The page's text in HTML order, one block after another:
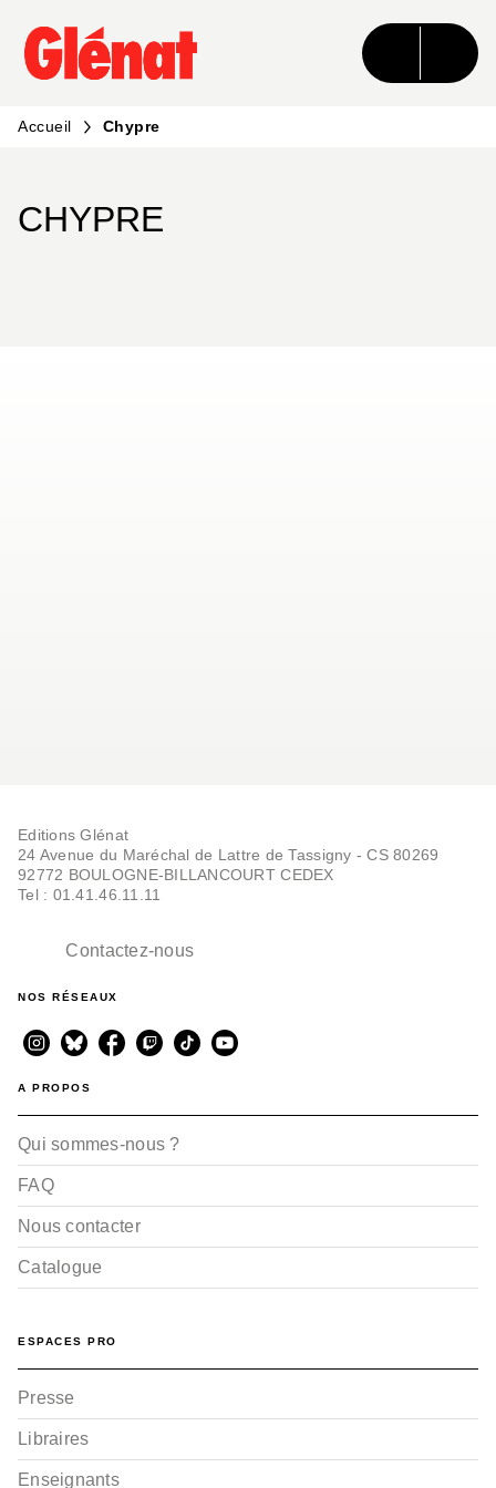
MENU RECHERCHE CONTENU
PIED DE PAGE
Accueil Chypre
CHYPRE
Editions Glénat
24 Avenue du Maréchal de Lattre de Tassigny - CS 80269
92772 BOULOGNE-BILLANCOURT CEDEX
Tel : 01.41.46.11.11
Contactez-nous
NOS RÉSEAUX
A PROPOS
Qui sommes-nous ?
FAQ
Nous contacter
Catalogue
ESPACES PRO
Presse
Libraires
Enseignants